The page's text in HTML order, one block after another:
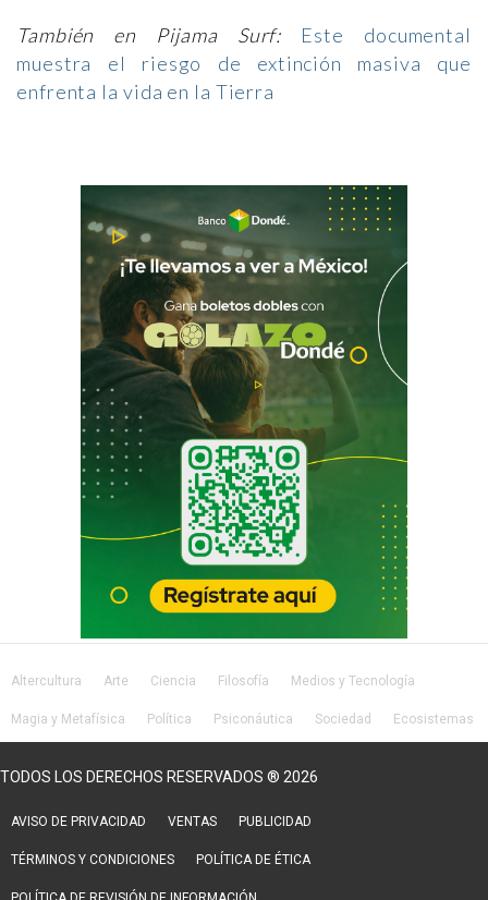
También en Pijama Surf: Este documental
muestra el riesgo de extinción masiva que
enfrenta la vida en la Tierra
Altercultura Arte Ciencia Filosofía Medios y Tecnología
Magia y Metafísica Política Psiconáutica Sociedad Ecosistemas
TODOS LOS DERECHOS RESERVADOS ® 2026
AVISO DE PRIVACIDAD VENTAS PUBLICIDAD
TÉRMINOS Y CONDICIONES POLÍTICA DE ÉTICA